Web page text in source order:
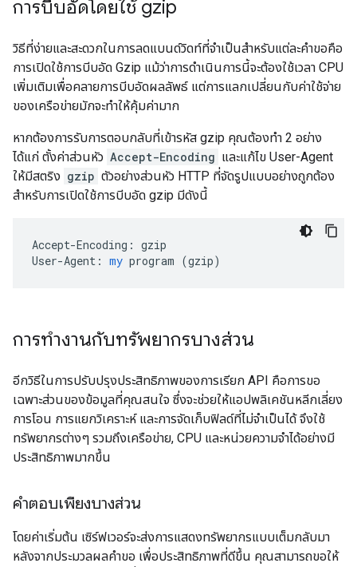
การบีบอัดโดยใช้ gzip
วิธีที่ง่ายและสะดวกในการลดแบนด์วิดท์ที่จำเป็นสำหรับแต่ละคำขอคือ
การเปิดใช้การบีบอัด Gzip แม้ว่าการดำเนินการนี้จะต้องใช้เวลา CPU
เพิ่มเติมเพื่อคลายการบีบอัดผลลัพธ์ แต่การแลกเปลี่ยนกับค่าใช้จ่าย
ของเครือข่ายมักจะทำให้คุ้มค่ามาก
หากต้องการรับการตอบกลับที่เข้ารหัส gzip คุณต้องทำ 2 อย่าง
ได้แก่ ตั้งค่าส่วนหัว Accept-Encoding และแก้ไข User-Agent
ให้มีสตริง gzip ตัวอย่างส่วนหัว HTTP ที่จัดรูปแบบอย่างถูกต้อง
สำหรับการเปิดใช้การบีบอัด gzip มีดังนี้
Accept-Encoding: gzip
User-Agent: my program (gzip)
การทำงานกับทรัพยากรบางส่วน
อีกวิธีในการปรับปรุงประสิทธิภาพของการเรียก API คือการขอ
เฉพาะส่วนของข้อมูลที่คุณสนใจ ซึ่งจะช่วยให้แอปพลิเคชันหลีกเลี่ยง
การโอน การแยกวิเคราะห์ และการจัดเก็บฟิลด์ที่ไม่จำเป็นได้ จึงใช้
ทรัพยากรต่างๆ รวมถึงเครือข่าย, CPU และหน่วยความจำได้อย่างมี
ประสิทธิภาพมากขึ้น
คำตอบเพียงบางส่วน
โดยค่าเริ่มต้น เซิร์ฟเวอร์จะส่งการแสดงทรัพยากรแบบเต็มกลับมา
หลังจากประมวลผลคำขอ เพื่อประสิทธิภาพที่ดีขึ้น คุณสามารถขอให้